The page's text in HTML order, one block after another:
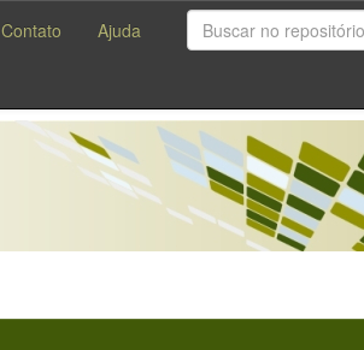
Contato Ajuda